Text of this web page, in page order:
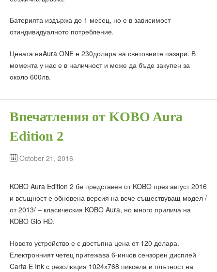
Батерията издържа до 1 месец, но е в зависимост
отиндивидуалното потребление.
Цената наAura ONE е 230долара на световните пазари. В
момента у нас е в наличност и може да бъде закупен за
около 600лв.
Впечатления от KOBO Aura
Edition 2
October 21, 2016
KOBO Aura Edition 2 бе представен от KOBO през август 2016
и всъщност е обновена версия на вече съществуващ модел /
от 2013/ – класическия KOBO Aura, но много прилича на
KOBO Glo HD.
Новото устройство е с достъпна цена от 120 долара.
Електронният четец притежава 6-инчов сензорен дисплей
Carta E Ink с резолюция 1024х768 пиксела и плътност на